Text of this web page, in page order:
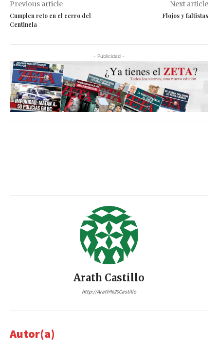
Previous article
Cumplen reto en el cerro del
Centinela
Next article
Flojos y faltistas
- Publicidad -
Arath Castillo
http://Arath%20Castillo
Autor(a)